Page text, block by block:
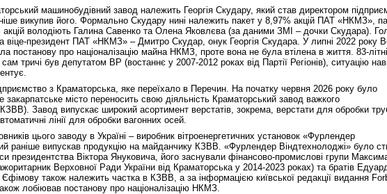
машинобудівний завод належить Георгія Скудару, який став директором
викупив його. Формально Скудару нині належить пакет у 8,97% акцій ПАТ «НКМЗ»,
володіють Галина Савенко та Олена Яковлєва (за даними ЗМІ – дочки Скудара).
віце-президент ПАТ «НКМЗ» – Дмитро Скудар, онук Георгія Скудара. У липні 2022 року
постанову про націоналізацію майна НКМЗ, проте вона не була втілена в життя. 83-
тричі був депутатом ВР (востаннє у 2007-2012 роках від Партії Регіонів), ситуацію
з Краматорська, яке переїхало в Перечин. На початку червня 2026 року було
місто переносить свою діяльність Краматорський завод важкого
Завод випускає широкий асортимент верстатів, зокрема, верстати для обробки
лінії для обробки вагонних осей.
цього заводу в Україні – виробник вітроенергетичних установок «Фурлендер
раніше випускав продукцію на майданчику КЗВВ. «Фурлендер Віндтехнолоджі» було
президентства Віктора Януковича, його заснували фінансово-промислові групи
Верховної Ради України від Краматорська у 2014-2023 роках) та братів
також належить частка в КЗВВ, а за інформацією київської редакції видання
лобіював постанову про націоналізацію НКМЗ.